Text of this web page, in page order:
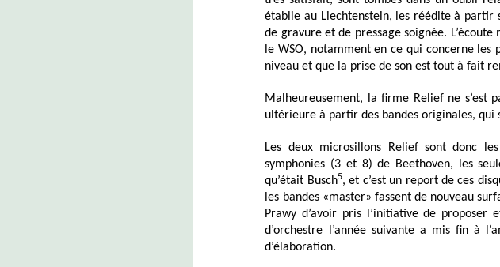
établie au Liechtenstein, les réédite à partir
de gravure et de pressage soignée.
le WSO, notamment en ce qui concerne
niveau et que la prise de son est tout à fait
Malheureusement, la firme Relief ne s’est
ultérieure à partir des bandes originales, qui
Les deux microsillons Relief sont donc
symphonies (3 et 8) de Beethoven, les
qu’était Busch5, et c’est un report de ces
les bandes «master» fassent de nouveau
Prawy d’avoir pris l’initiative de proposer
d’orchestre l’année suivante a mis fin à
d’élaboration.